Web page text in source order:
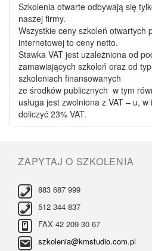
Szkolenia otwarte odbywają się
naszej firmy.
Wszystkie ceny szkoleń otwartych
internetowej to ceny netto.
Stawka VAT jest uzależniona od
zamawiających szkoleń oraz od
szkoleniach finansowanych
ze środków publicznych w tym
usługa jest zwolniona z VAT – u,
doliczyć 23% VAT.
ZAPYTAJ O SZKOLENIA
883 687 999
512 344 837
FAX 42 209 30 67
szkolenia@kmstudio.com.pl